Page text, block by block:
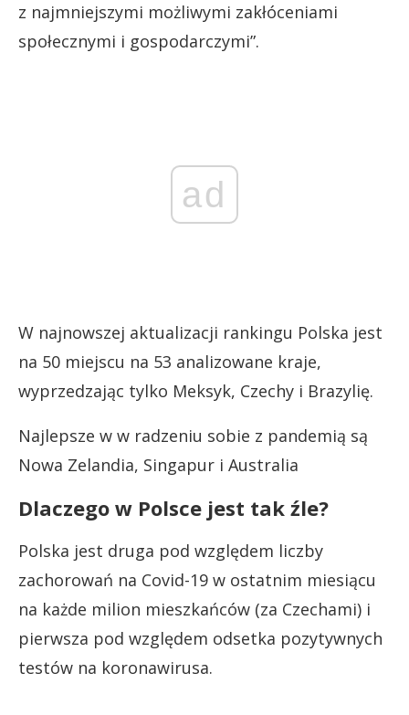
z najmniejszymi możliwymi zakłóceniami
społecznymi i gospodarczymi”.
ad
W najnowszej aktualizacji rankingu Polska jest
na 50 miejscu na 53 analizowane kraje,
wyprzedzając tylko Meksyk, Czechy i Brazylię.
Najlepsze w w radzeniu sobie z pandemią są
Nowa Zelandia, Singapur i Australia
Dlaczego w Polsce jest tak źle?
Polska jest druga pod względem liczby
zachorowań na Covid-19 w ostatnim miesiącu
na każde milion mieszkańców (za Czechami) i
pierwsza pod względem odsetka pozytywnych
testów na koronawirusa.